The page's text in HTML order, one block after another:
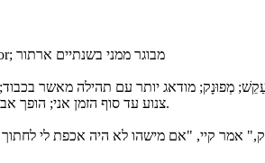
הבן האמיתי של Ector; מבוגר ממני בשנתיים ארתור
מְפוּנָק; מודאג יותר עם תהילה מאשר
צנוע עד סוף הזמן אני; הופך אביר ליד השולחן העגול.